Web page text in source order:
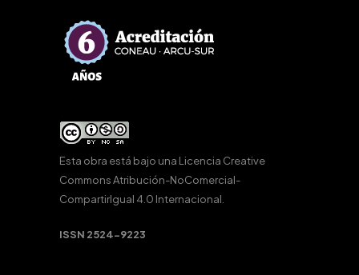
Esta obra está bajo una Licencia Creative
Commons Atribución-NoComercial-
CompartirIgual 4.0 Internacional.
ISSN 2524-9223